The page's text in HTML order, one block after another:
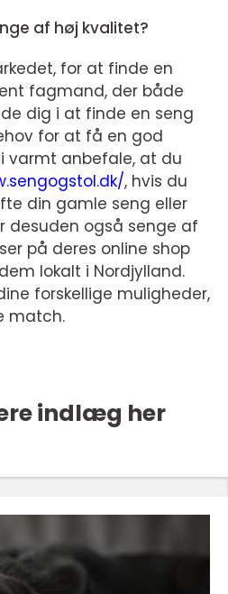
af høj kvalitet?
for at finde en
fagmand, der både
dig i at finde en seng
for at få en god
varmt anbefale, at du
, hvis du
din gamle seng eller
desuden også senge af
på deres online shop
lokalt i Nordjylland.
forskellige muligheder,
match.
indlæg her